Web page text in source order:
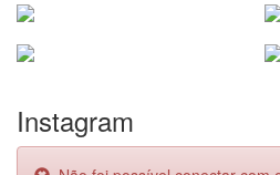
Instagram